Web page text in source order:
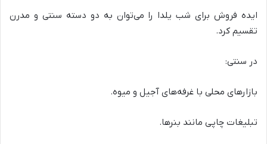
ایده فروش برای شب یلدا را می‌توان به دو دسته سنتی و مدرن
تقسیم کرد.
در سنتی:
بازارهای محلی با غرفه‌های آجیل و میوه.
تبلیغات چاپی مانند بنرها.